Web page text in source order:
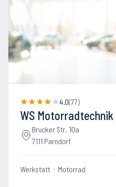
4.0(77)
WS Motorradtechnik
Brucker Str. 10a
7111 Parndorf
Werkstatt Motorrad